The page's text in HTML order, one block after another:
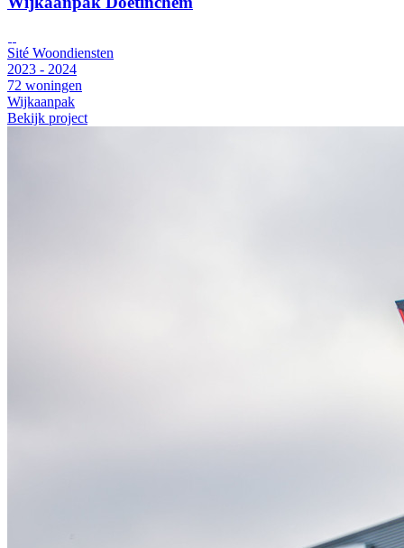
Sité Woondiensten
2023 - 2024
72 woningen
Wijkaanpak
Bekijk project